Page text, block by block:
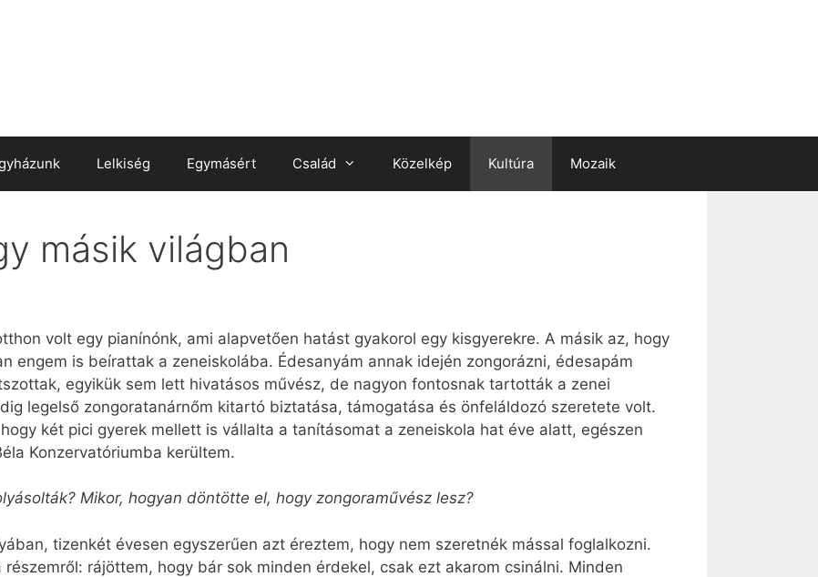
Lelkiség Egymásért Család Közelkép Kultúra Mozaik
másik világban
volt egy pianínónk, ami alapvetően hatást gyakorol egy kisgyerekre. A másik az, hogy
engem is beírattak a zeneiskolába. Édesanyám annak idején zongorázni, édesapám
egyikük sem lett hivatásos művész, de nagyon fontosnak tartották a zenei
legelső zongoratanárnőm kitartó biztatása, támogatása és önfeláldozó szeretete volt.
két pici gyerek mellett is vállalta a tanításomat a zeneiskola hat éve alatt, egészen
Konzervatóriumba kerültem.
Mikor, hogyan döntötte el, hogy zongoraművész lesz?
tizenkét évesen egyszerűen azt éreztem, hogy nem szeretnék mással foglalkozni.
rájöttem, hogy bár sok minden érdekel, csak ezt akarom csinálni. Minden